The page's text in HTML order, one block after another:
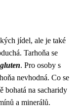
jídel, ale je také
Tarhoňa se
gluten. Pro osoby s
nevhodná. Co se
bohatá na sacharidy
a minerálů.